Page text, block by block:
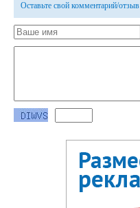
Оставьте свой комментарий/отзыв